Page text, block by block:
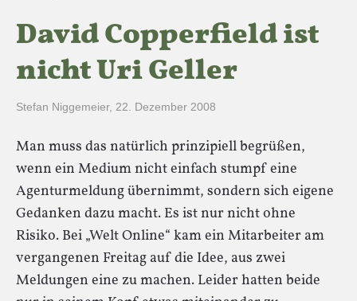
David Copperfield ist
nicht Uri Geller
Stefan Niggemeier, 22. Dezember 2008
Man muss das natürlich prinzipiell begrüßen,
wenn ein Medium nicht einfach stumpf eine
Agenturmeldung übernimmt, sondern sich eigene
Gedanken dazu macht. Es ist nur nicht ohne
Risiko. Bei „Welt Online“ kam ein Mitarbeiter am
vergangenen Freitag auf die Idee, aus zwei
Meldungen eine zu machen. Leider hatten beide